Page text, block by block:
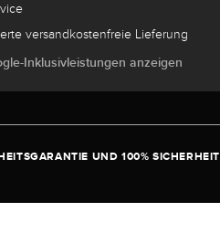
versandkostenfreie Lieferung
Inklusivleistungen anzeigen
UND 100% SICHERHEIT